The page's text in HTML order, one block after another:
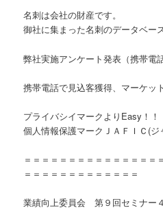
名刺は会社の財産です。
御社に集まった名刺のデータベー
弊社実施アンケート発表（携帯電
携帯電話で見込客獲得、マーケッ
プライバシイマークよりEasy！！
個人情報保護マークＪＡＦＩＣ(ジ
＝＝＝＝＝＝＝＝＝＝＝＝＝＝＝
＝＝＝＝＝＝＝＝＝＝＝＝＝
業績向上委員会 第９回セミナー